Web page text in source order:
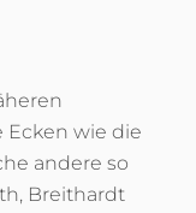
Ecken wie die
andere so
Breithardt